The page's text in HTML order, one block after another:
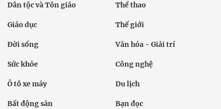
Dân tộc và Tôn giáo Thể thao
Giáo dục Thế giới
Đời sống Văn hóa - Giải trí
Sức khỏe Công nghệ
Ô tô xe máy Du lịch
Bất động sản Bạn đọc